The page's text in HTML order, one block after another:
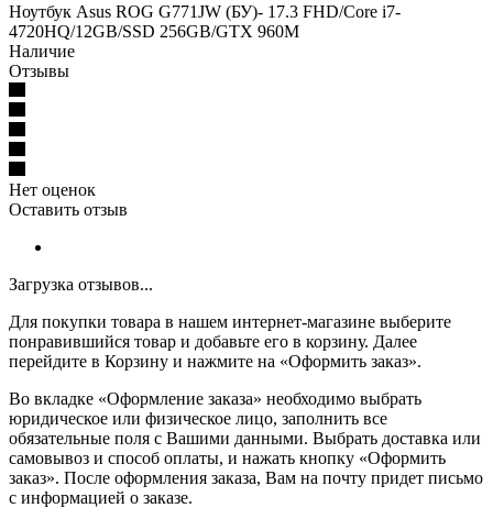
Ноутбук Asus ROG G771JW (БУ)- 17.3 FHD/Core i7-
4720HQ/12GB/SSD 256GB/GTX 960M
Наличие
Отзывы
Нет оценок
Оставить отзыв
Загрузка отзывов...
Для покупки товара в нашем интернет-магазине выберите
понравившийся товар и добавьте его в корзину. Далее
перейдите в Корзину и нажмите на «Оформить заказ».
Во вкладке «Оформление заказа» необходимо выбрать
юридическое или физическое лицо, заполнить все
обязательные поля с Вашими данными. Выбрать доставка или
самовывоз и способ оплаты, и нажать кнопку «Оформить
заказ». После оформления заказа, Вам на почту придет письмо
с информацией о заказе.